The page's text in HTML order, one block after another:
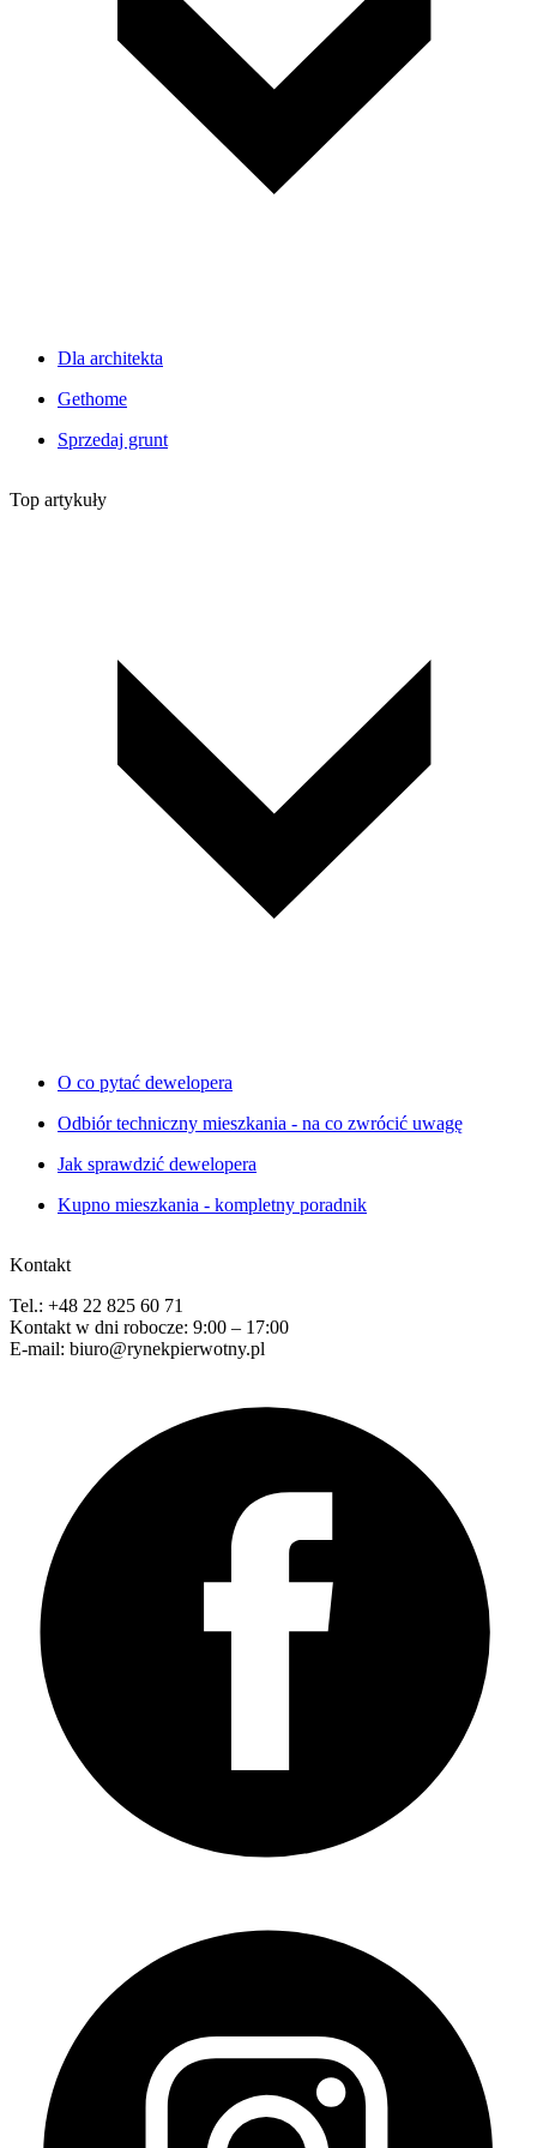
Dla architekta
Gethome
Sprzedaj grunt
Top artykuły
O co pytać dewelopera
Odbiór techniczny mieszkania - na co zwrócić uwagę
Jak sprawdzić dewelopera
Kupno mieszkania - kompletny poradnik
Kontakt
Tel.: +48 22 825 60 71
Kontakt w dni robocze: 9:00 – 17:00
E-mail: biuro@rynekpierwotny.pl